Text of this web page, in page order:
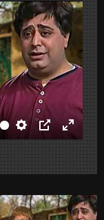
Settings
PIP Enter